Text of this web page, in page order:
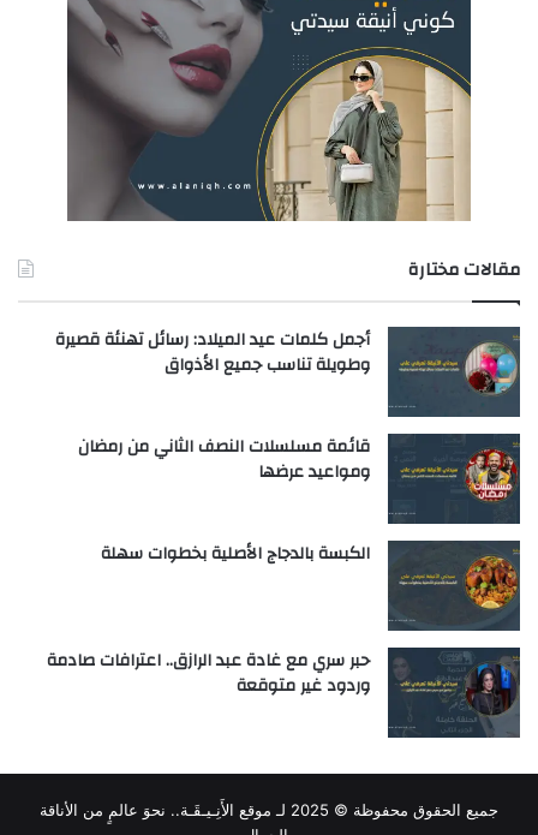
مقالات مختارة
أجمل كلمات عيد الميلاد: رسائل تهنئة قصيرة
وطويلة تناسب جميع الأذواق
قائمة مسلسلات النصف الثاني من رمضان
ومواعيد عرضها
الكبسة بالدجاج الأصلية بخطوات سهلة
حبر سري مع غادة عبد الرازق.. اعترافات صادمة
وردود غير متوقعة
جميع الحقوق محفوظة © 2025 لـ
موقع الأَنِـيـقَـة.. نحوَ عالمٍ من الأناقة